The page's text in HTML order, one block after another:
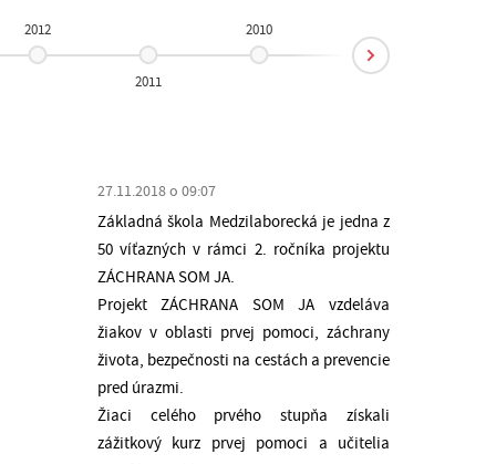
2012
2011
2010
Next
27.11.2018 o 09:07
Základná škola Medzilaborecká je jedna z
50 víťazných v rámci 2. ročníka projektu
ZÁCHRANA SOM JA.
Projekt ZÁCHRANA SOM JA vzdeláva
žiakov v oblasti prvej pomoci, záchrany
života, bezpečnosti na cestách a prevencie
pred úrazmi.
Žiaci celého prvého stupňa získali
zážitkový kurz prvej pomoci a učitelia